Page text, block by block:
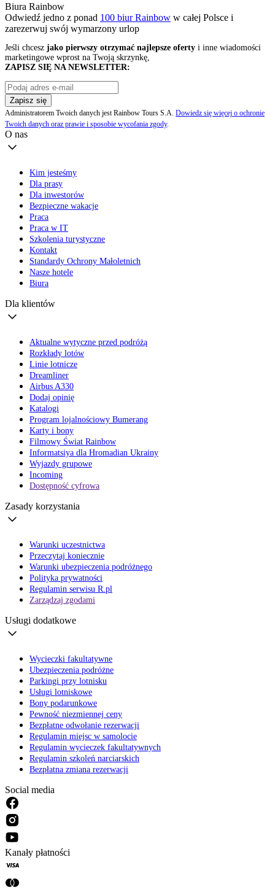
Biura Rainbow
Odwiedź jedno z ponad 100 biur Rainbow w całej Polsce i
zarezerwuj swój wymarzony urlop
Jeśli chcesz jako pierwszy otrzymać najlepsze oferty i inne wiadomości
marketingowe wprost na Twoją skrzynkę,
ZAPISZ SIĘ NA NEWSLETTER:
Zapisz się
Administratorem Twoich danych jest Rainbow Tours S.A. Dowiedz się więcej o ochronie
Twoich danych oraz prawie i sposobie wycofania zgody.
O nas
Kim jesteśmy
Dla prasy
Dla inwestorów
Bezpieczne wakacje
Praca
Praca w IT
Szkolenia turystyczne
Kontakt
Standardy Ochrony Małoletnich
Nasze hotele
Biura
Dla klientów
Aktualne wytyczne przed podróżą
Rozkłady lotów
Linie lotnicze
Dreamliner
Airbus A330
Dodaj opinię
Katalogi
Program lojalnościowy Bumerang
Karty i bony
Filmowy Świat Rainbow
Informatsiya dla Hromadian Ukrainy
Wyjazdy grupowe
Incoming
Dostępność cyfrowa
Zasady korzystania
Warunki uczestnictwa
Przeczytaj koniecznie
Warunki ubezpieczenia podróżnego
Polityka prywatności
Regulamin serwisu R.pl
Zarządzaj zgodami
Usługi dodatkowe
Wycieczki fakultatywne
Ubezpieczenia podróżne
Parkingi przy lotnisku
Usługi lotniskowe
Bony podarunkowe
Pewność niezmiennej ceny
Bezpłatne odwołanie rezerwacji
Regulamin miejsc w samolocie
Regulamin wycieczek fakultatywnych
Regulamin szkoleń narciarskich
Bezpłatna zmiana rezerwacji
Social media
Kanały płatności